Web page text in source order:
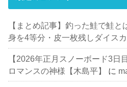
【まとめ記事】釣った鮭で鮭
身を4等分・皮一枚残しダイスカ
【2026年正月スノーボード3日
ロマンスの神様【木島平】
に